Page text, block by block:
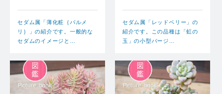
セダム属「薄化粧｛パルメ
リ｝」の紹介です。一般的な
セダムのイメージと…
セダム属「レッドベリー」の
紹介です。この品種は「虹の
玉」の小型バージ…